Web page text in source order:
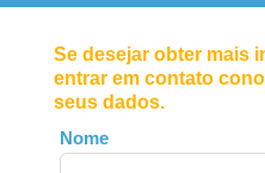
Se desejar obter mais
entrar em contato
seus dados.
Leave
this
Nome